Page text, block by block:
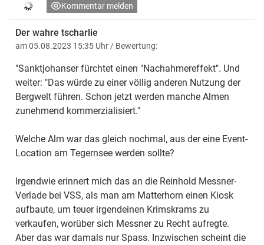
Kommentar melden
Der wahre tscharlie
am 05.08.2023 15:35 Uhr / Bewertung:
"Sanktjohanser fürchtet einen "Nachahmereffekt". Und
weiter: "Das würde zu einer völlig anderen Nutzung der
Bergwelt führen. Schon jetzt werden manche Almen
zunehmend kommerzialisiert."
Welche Alm war das gleich nochmal, aus der eine Event-
Location am Tegernsee werden sollte?
Irgendwie erinnert mich das an die Reinhold Messner-
Verlade bei VSS, als man am Matterhorn einen Kiosk
aufbaute, um teuer irgendeinen Krimskrams zu
verkaufen, worüber sich Messner zu Recht aufregte.
Aber das war damals nur Spass. Inzwischen scheint die